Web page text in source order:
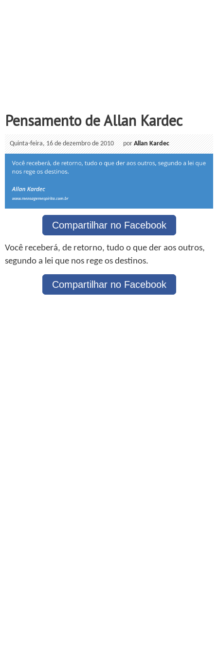
Pensamento de Allan Kardec
Quinta-feira, 16 de dezembro de 2010 porAllan Kardec
Compartilhar no Facebook
Você receberá, de retorno, tudo o que der aos outros,
segundo a lei que nos rege os destinos.
Compartilhar no Facebook